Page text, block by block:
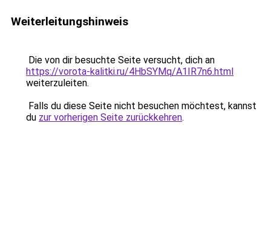
Weiterleitungshinweis
Die von dir besuchte Seite versucht, dich an
https://vorota-kalitki.ru/4HbSYMq/A1IR7n6.html
weiterzuleiten.
Falls du diese Seite nicht besuchen möchtest, kannst
du zur vorherigen Seite zurückkehren.